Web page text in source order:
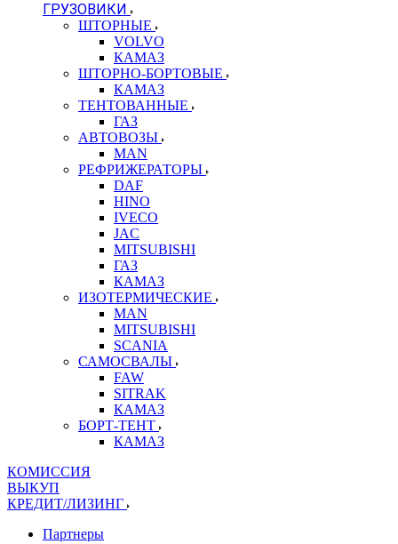
ГРУЗОВИКИ
ШТОРНЫЕ
VOLVO
КАМАЗ
ШТОРНО-БОРТОВЫЕ
КАМАЗ
ТЕНТОВАННЫЕ
ГАЗ
АВТОВОЗЫ
MAN
РЕФРИЖЕРАТОРЫ
DAF
HINO
IVECO
JAC
MITSUBISHI
ГАЗ
КАМАЗ
ИЗОТЕРМИЧЕСКИЕ
MAN
MITSUBISHI
SCANIA
САМОСВАЛЫ
FAW
SITRAK
КАМАЗ
БОРТ-ТЕНТ
КАМАЗ
КОМИССИЯ
ВЫКУП
КРЕДИТ/ЛИЗИНГ
Партнеры